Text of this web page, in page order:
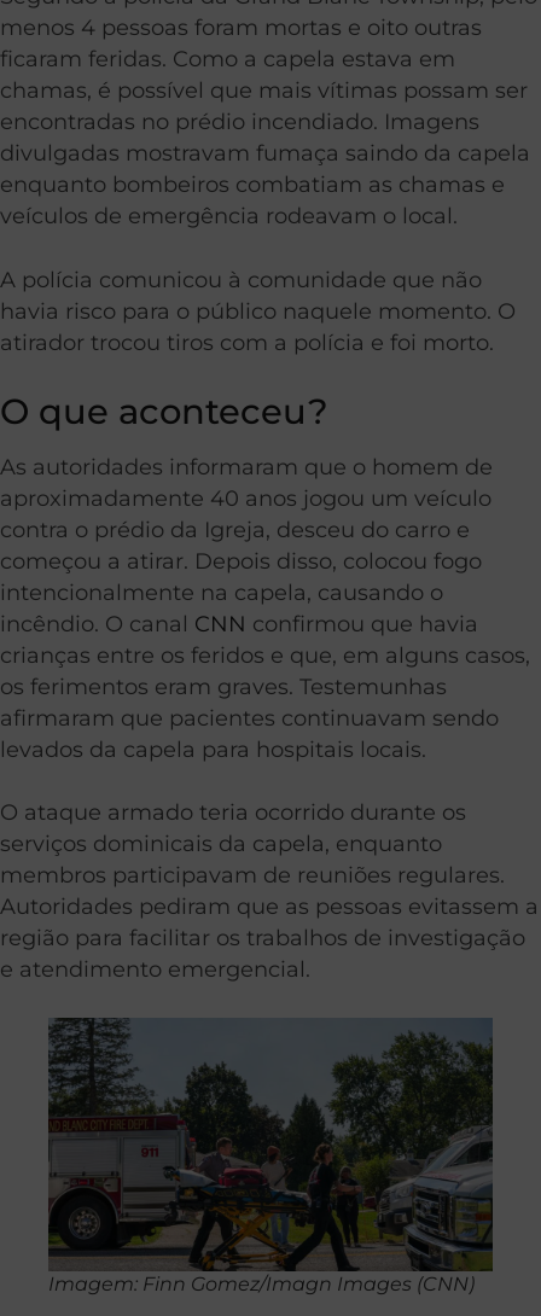
menos 4 pessoas foram mortas e oito outras
ficaram feridas. Como a capela estava em
chamas, é possível que mais vítimas possam ser
encontradas no prédio incendiado. Imagens
divulgadas mostravam fumaça saindo da capela
enquanto bombeiros combatiam as chamas e
veículos de emergência rodeavam o local.
A polícia comunicou à comunidade que não
havia risco para o público naquele momento. O
atirador trocou tiros com a polícia e foi morto.
O que aconteceu?
As autoridades informaram que o homem de
aproximadamente 40 anos jogou um veículo
contra o prédio da Igreja, desceu do carro e
começou a atirar. Depois disso, colocou fogo
intencionalmente na capela, causando o
incêndio. O canal CNN confirmou que havia
crianças entre os feridos e que, em alguns casos,
os ferimentos eram graves. Testemunhas
afirmaram que pacientes continuavam sendo
levados da capela para hospitais locais.
O ataque armado teria ocorrido durante os
serviços dominicais da capela, enquanto
membros participavam de reuniões regulares.
Autoridades pediram que as pessoas evitassem a
região para facilitar os trabalhos de investigação
e atendimento emergencial.
Imagem: Finn Gomez/Imagn Images (CNN)